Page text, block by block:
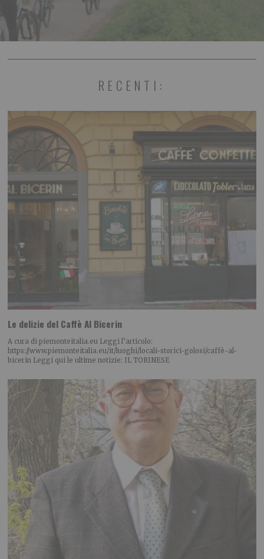
RECENTI:
Le delizie del Caffè Al Bicerin
A cura di piemonteitalia.eu Leggi l’articolo:
https://www.piemonteitalia.eu/it/luoghi/locali-storici-golosi/caffè-al-
bicerin Leggi qui le ultime notizie: IL TORINESE